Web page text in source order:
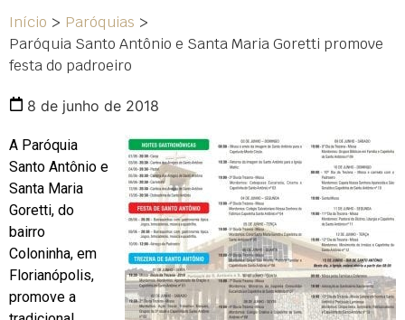
Início > Paróquias >
Paróquia Santo Antônio e Santa Maria Goretti promove
festa do padroeiro
8 de junho de 2018
A Paróquia
Santo Antônio e
Santa Maria
Goretti, do
bairro
Coloninha, em
Florianópolis,
promove a